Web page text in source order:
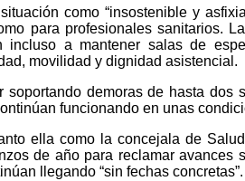
como “insostenible y
para profesionales sanitarios.
incluso a mantener salas de
movilidad y dignidad asistencial.
soportando demoras de hasta dos
funcionando en unas
ella como la concejala de
de año para reclamar avances
llegando “sin fechas concretas”.